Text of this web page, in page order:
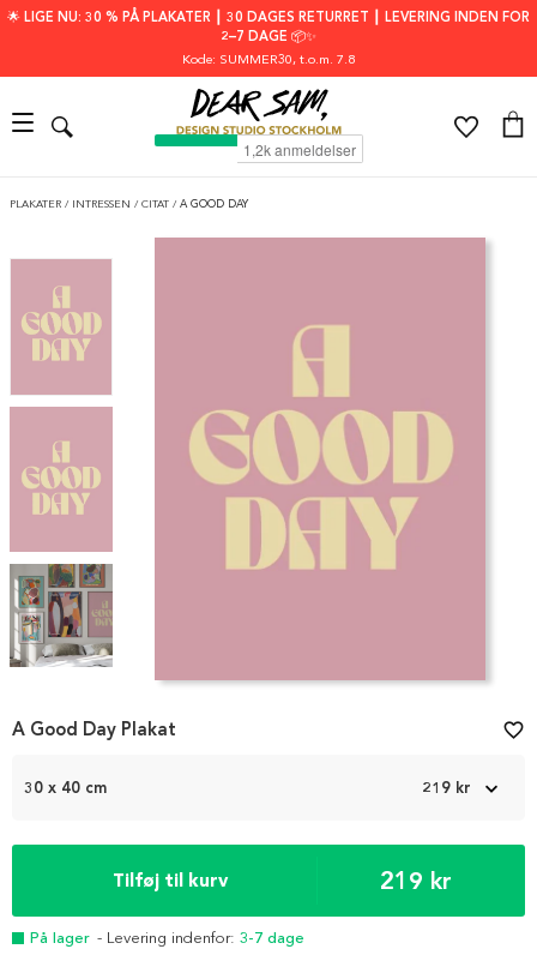
🌟 LIGE NU: 30 % PÅ PLAKATER ┃ 30 DAGES RETURRET ┃ LEVERING INDEN FOR
2–7 DAGE 📦✨
Kode: SUMMER30, t.o.m. 7.8
PLAKATER / INTRESSEN / CITAT / A GOOD DAY
1
30 x 40 cm 219 kr
Tilføj til kurv 219 kr
På lager - Levering indenfor: 3-7 dage
A Good Day Plakat favorite_border